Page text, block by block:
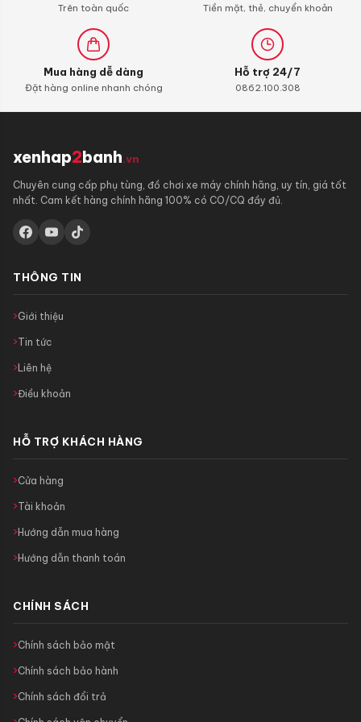
Trên toàn quốc Tiền mặt, thẻ, chuyển khoản
Mua hàng dễ dàng
Đặt hàng online nhanh chóng
Hỗ trợ 24/7
0862.100.308
xenhap2banh.vn
Chuyên cung cấp phụ tùng, đồ chơi xe máy chính hãng, uy tín, giá tốt
nhất. Cam kết hàng chính hãng 100% có CO/CQ đầy đủ.
THÔNG TIN
Giới thiệu
Tin tức
Liên hệ
Điều khoản
HỖ TRỢ KHÁCH HÀNG
Cửa hàng
Tài khoản
Hướng dẫn mua hàng
Hướng dẫn thanh toán
CHÍNH SÁCH
Chính sách bảo mật
Chính sách bảo hành
Chính sách đổi trả